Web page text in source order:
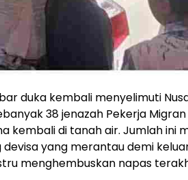
duka kembali menyelimuti
38 jenazah Pekerja
kembali di tanah air. Jumlah ini
yang merantau demi
menghembuskan napas